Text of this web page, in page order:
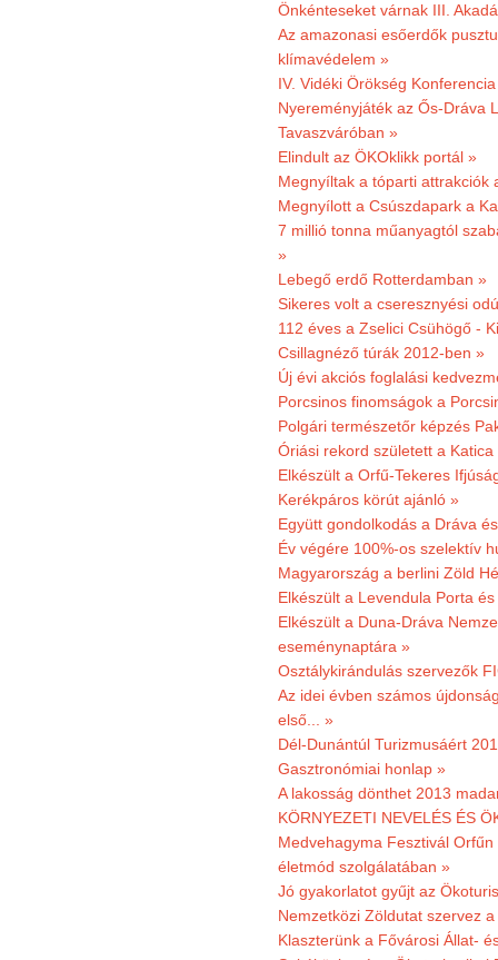
Önkénteseket várnak III.
Az amazonasi esőerdők
klímavédelem »
IV. Vidéki Örökség
Nyereményjáték az Ős-Dráva
Tavaszváróban »
Elindult az ÖKOklikk portál »
Megnyíltak a tóparti attrakciók
Megnyílott a Csúszdapark a
7 millió tonna műanyagtól
»
Lebegő erdő Rotterdamban »
Sikeres volt a cseresznyési
112 éves a Zselici Csühögő -
Csillagnéző túrák 2012-ben »
Új évi akciós foglalási
Porcsinos finomságok a
Polgári természetőr képzés
Óriási rekord született a Katica
Elkészült a Orfű-Tekeres
Kerékpáros körút ajánló »
Együtt gondolkodás a Dráva
Év végére 100%-os szelektív
Magyarország a berlini Zöld
Elkészült a Levendula Porta
Elkészült a Duna-Dráva
eseménynaptára »
Osztálykirándulás szervezők
Az idei évben számos
első... »
Dél-Dunántúl Turizmusáért
Gasztronómiai honlap »
A lakosság dönthet 2013
KÖRNYEZETI NEVELÉS ÉS
Medvehagyma Fesztivál
életmód szolgálatában »
Jó gyakorlatot gyűjt az
Nemzetközi Zöldutat szervez
Klaszterünk a Fővárosi Állat-